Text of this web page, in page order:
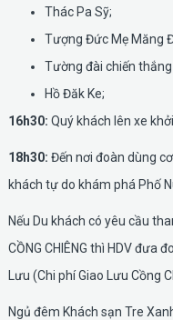
Thác Pa Sỹ;
Tượng Đức Mẹ Măng
Tường đài chiến
Hồ Đăk Ke;
16h30: Quý khách lên xe
18h30: Đến nơi đoàn dùng
khách tự do khám phá Phố
Nếu Du khách có yêu cầu
CỒNG CHIÊNG thì HDV đưa
Lưu (Chi phí Giao Lưu Cồng
Ngủ đêm Khách sạn Tre